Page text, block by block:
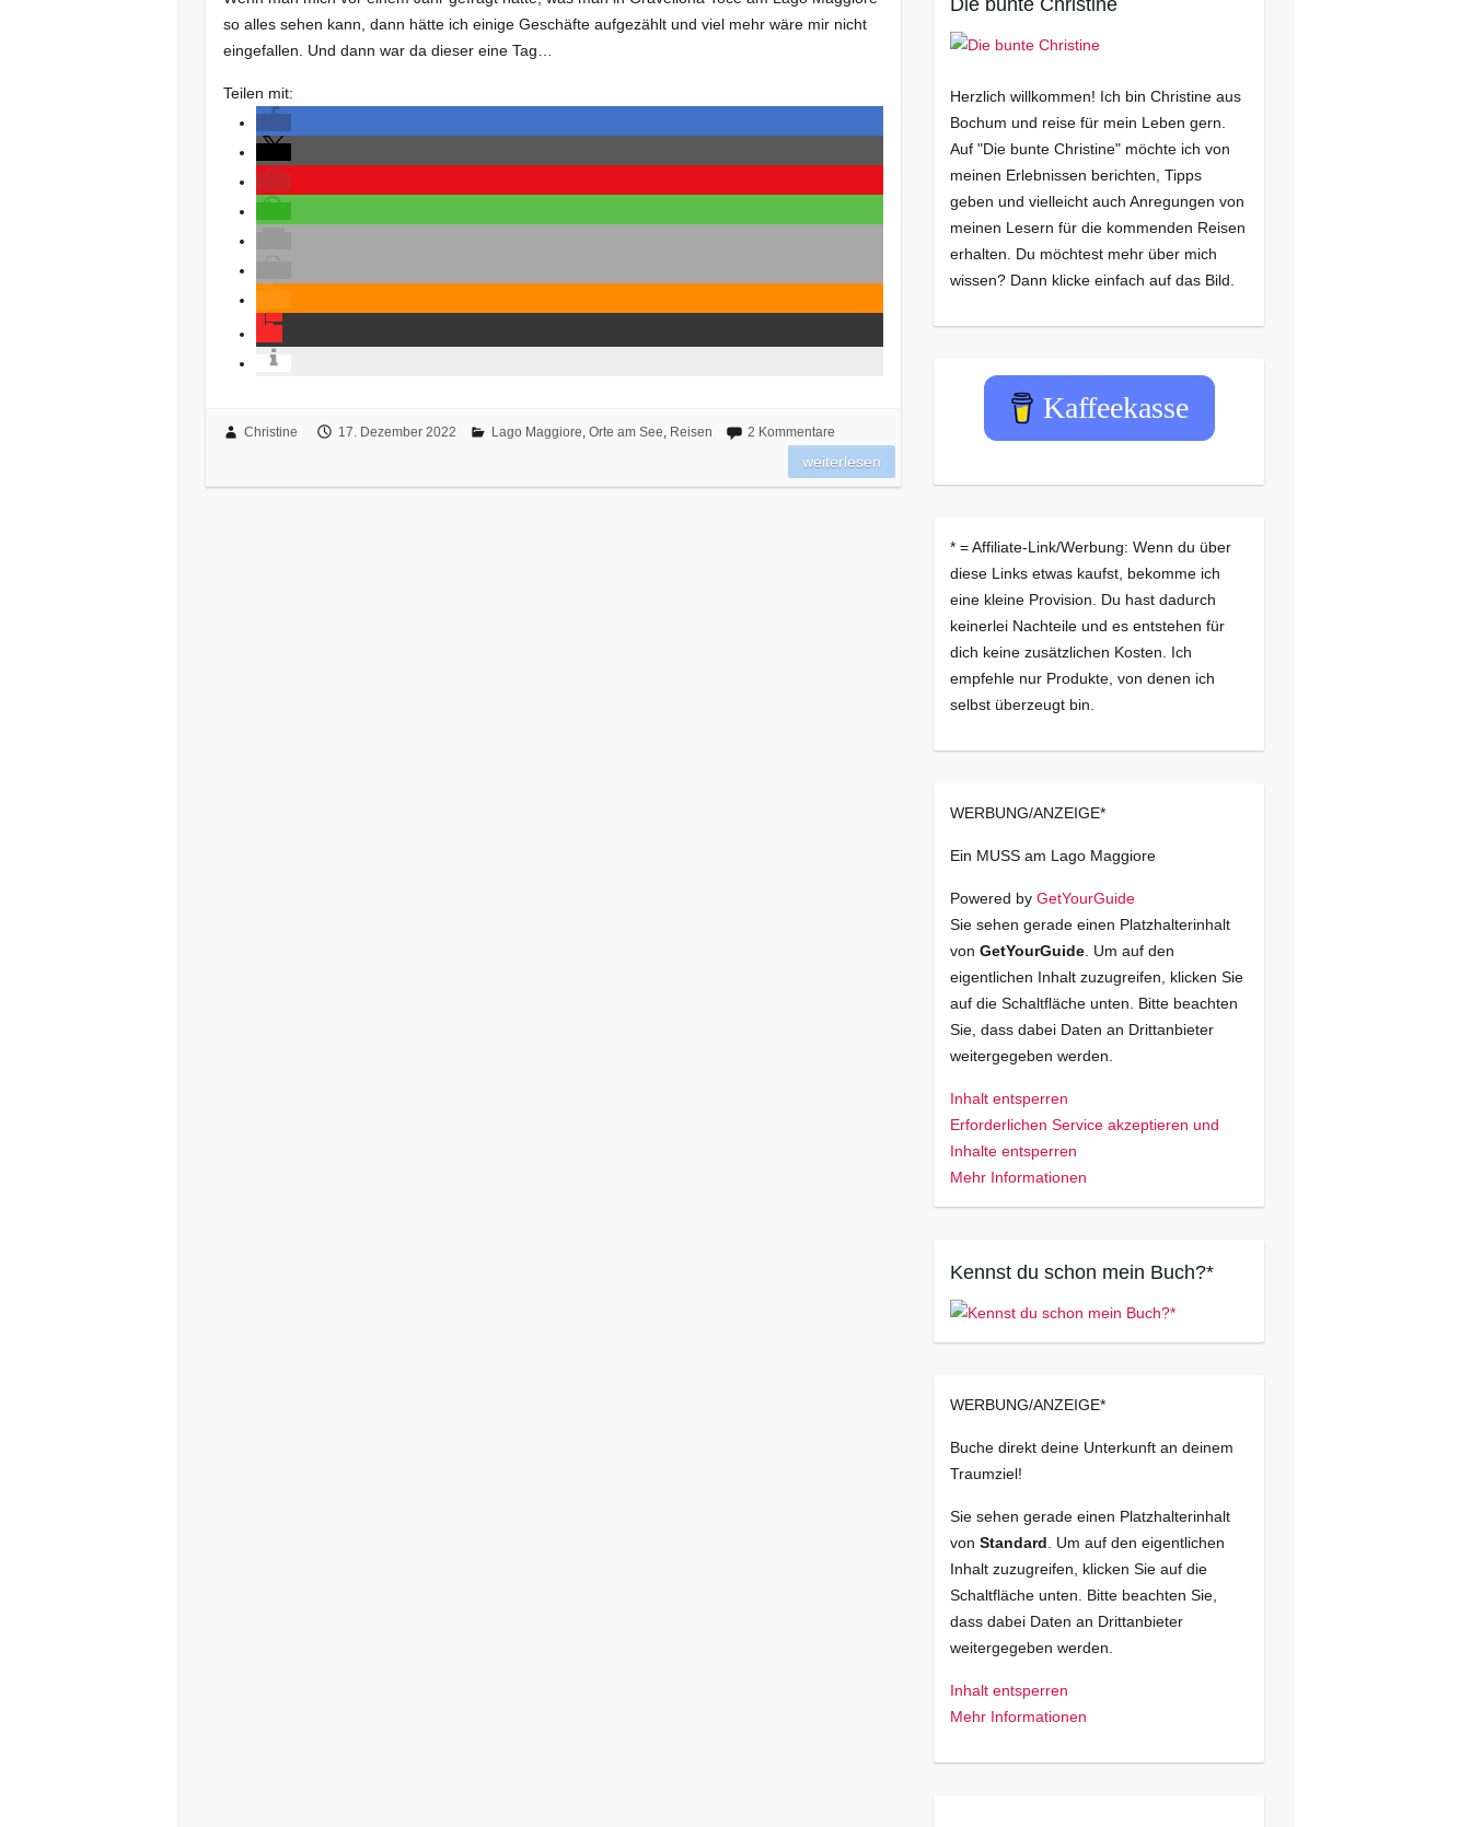
so alles sehen kann, dann hätte ich einige Geschäfte aufgezählt und viel mehr wäre mir nicht
eingefallen. Und dann war da dieser eine Tag…
Teilen mit:
Christine 17. Dezember 2022 Lago Maggiore, Orte am See, Reisen 2 Kommentare
weiterlesen
Die bunte Christine
Herzlich willkommen! Ich bin Christine aus
Bochum und reise für mein Leben gern.
Auf "Die bunte Christine" möchte ich von
meinen Erlebnissen berichten, Tipps
geben und vielleicht auch Anregungen von
meinen Lesern für die kommenden Reisen
erhalten. Du möchtest mehr über mich
wissen? Dann klicke einfach auf das Bild.
Kaffeekasse
* = Affiliate-Link/Werbung: Wenn du über
diese Links etwas kaufst, bekomme ich
eine kleine Provision. Du hast dadurch
keinerlei Nachteile und es entstehen für
dich keine zusätzlichen Kosten. Ich
empfehle nur Produkte, von denen ich
selbst überzeugt bin.
WERBUNG/ANZEIGE*
Ein MUSS am Lago Maggiore
Powered by GetYourGuide
Sie sehen gerade einen Platzhalterinhalt
von GetYourGuide. Um auf den
eigentlichen Inhalt zuzugreifen, klicken Sie
auf die Schaltfläche unten. Bitte beachten
Sie, dass dabei Daten an Drittanbieter
weitergegeben werden.
Inhalt entsperren
Erforderlichen Service akzeptieren und
Inhalte entsperren
Mehr Informationen
Kennst du schon mein Buch?*
WERBUNG/ANZEIGE*
Buche direkt deine Unterkunft an deinem
Traumziel!
Sie sehen gerade einen Platzhalterinhalt
von Standard . Um auf den eigentlichen
Inhalt zuzugreifen, klicken Sie auf die
Schaltfläche unten. Bitte beachten Sie,
dass dabei Daten an Drittanbieter
weitergegeben werden.
Inhalt entsperren
Mehr Informationen